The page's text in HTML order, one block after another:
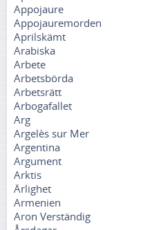
Appojaure
Appojauremorden
Aprilskämt
Arabiska
Arbete
Arbetsbörda
Arbetsrätt
Arbogafallet
Arg
Argelès sur Mer
Argentina
Argument
Arktis
Ärlighet
Armenien
Aron Verständig